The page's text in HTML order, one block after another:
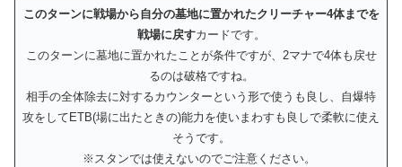
このターンに戦場から自分の墓地に置かれたクリーチャー4体までを
戦場に戻すカードです。
このターンに墓地に置かれたことが条件ですが、2マナで4体も戻せ
るのは破格ですね。
相手の全体除去に対するカウンターという形で使うも良し、自爆特
攻をしてETB(場に出たときの)能力を使いまわすも良しで柔軟に使え
そうです。
※スタンでは使えないのでご注意ください。